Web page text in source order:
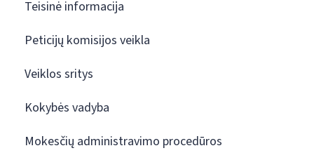
Teisinė informacija
Peticijų komisijos veikla
Veiklos sritys
Kokybės vadyba
Mokesčių administravimo procedūros